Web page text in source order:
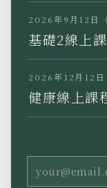
JP EN
2026年9月12日
基礎2線上
2026年12月12日
健康線上課